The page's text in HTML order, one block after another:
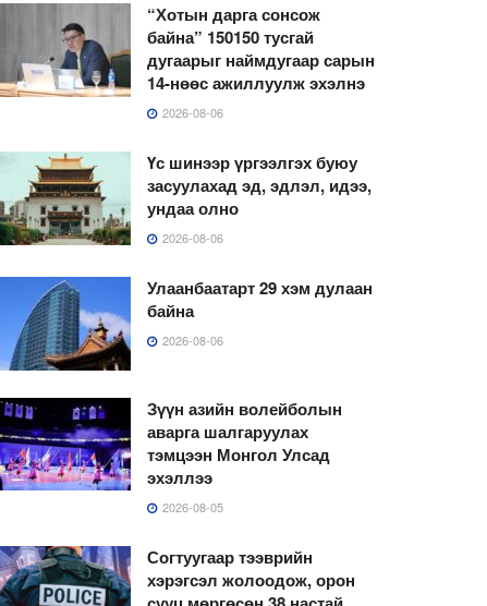
“Хотын дарга сонсож
байна” 150150 тусгай
дугаарыг наймдугаар сарын
14-нөөс ажиллуулж эхэлнэ
2026-08-06
Үс шинээр үргээлгэх буюу
засуулахад эд, эдлэл, идээ,
ундаа олно
2026-08-06
Улаанбаатарт 29 хэм дулаан
байна
2026-08-06
Зүүн азийн волейболын
аварга шалгаруулах
тэмцээн Монгол Улсад
эхэллээ
2026-08-05
Согтуугаар тээврийн
хэрэгсэл жолоодож, орон